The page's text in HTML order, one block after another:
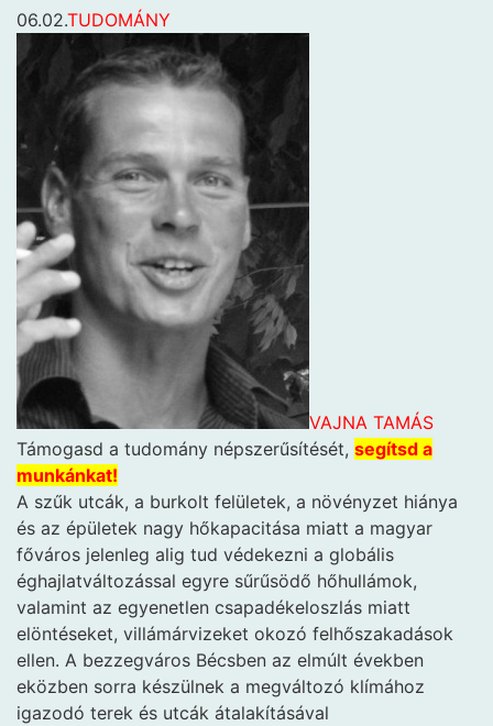
06.02.TUDOMÁNY
VAJNA TAMÁS
Támogasd a tudomány népszerűsítését, segítsd a
munkánkat!
A szűk utcák, a burkolt felületek, a növényzet hiánya
és az épületek nagy hőkapacitása miatt a magyar
főváros jelenleg alig tud védekezni a globális
éghajlatváltozással egyre sűrűsödő hőhullámok,
valamint az egyenetlen csapadékeloszlás miatt
elöntéseket, villámárvizeket okozó felhőszakadások
ellen. A bezzegváros Bécsben az elmúlt években
eközben sorra készülnek a megváltozó klímához
igazodó terek és utcák átalakításával